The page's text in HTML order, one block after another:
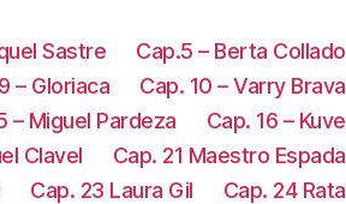
Sastre
Cap.5 – Berta Collado
– Gloriaca
Cap. 10 – Varry Brava
– Miguel Pardeza
Cap. 16 – Kuve
Clavel
Cap. 21 Maestro Espada
Cap. 23 Laura Gil Cap. 24 Rata